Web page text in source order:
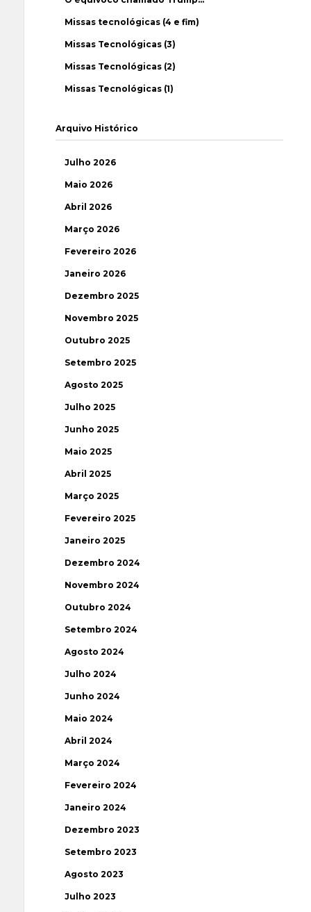
Missas tecnológicas (4 e fim)
Missas Tecnológicas (3)
Missas Tecnológicas (2)
Missas Tecnológicas (1)
Arquivo Histórico
Julho 2026
Maio 2026
Abril 2026
Março 2026
Fevereiro 2026
Janeiro 2026
Dezembro 2025
Novembro 2025
Outubro 2025
Setembro 2025
Agosto 2025
Julho 2025
Junho 2025
Maio 2025
Abril 2025
Março 2025
Fevereiro 2025
Janeiro 2025
Dezembro 2024
Novembro 2024
Outubro 2024
Setembro 2024
Agosto 2024
Julho 2024
Junho 2024
Maio 2024
Abril 2024
Março 2024
Fevereiro 2024
Janeiro 2024
Dezembro 2023
Setembro 2023
Agosto 2023
Julho 2023